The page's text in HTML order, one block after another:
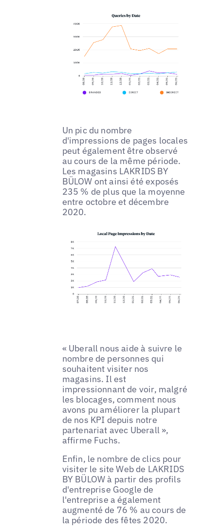
Un pic du nombre
d'impressions de pages locales
peut également être observé
au cours de la même période.
Les magasins LAKRIDS BY
BÜLOW ont ainsi été exposés
235 % de plus que la moyenne
entre octobre et décembre
2020.
« Uberall nous aide à suivre le
nombre de personnes qui
souhaitent visiter nos
magasins. Il est
impressionnant de voir, malgré
les blocages, comment nous
avons pu améliorer la plupart
de nos KPI depuis notre
partenariat avec Uberall »,
affirme Fuchs.
Enfin, le nombre de clics pour
visiter le site Web de LAKRIDS
BY BÜLOW à partir des profils
d'entreprise Google de
l'entreprise a également
augmenté de 76 % au cours de
la période des fêtes 2020.